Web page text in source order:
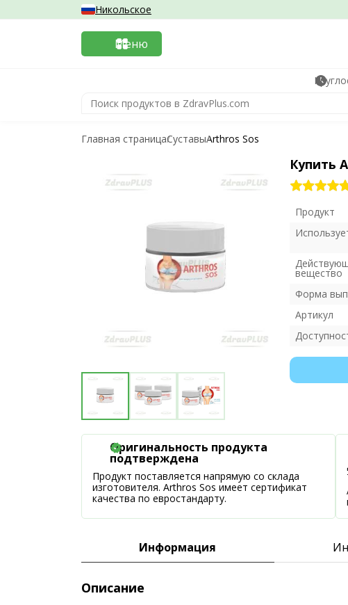
Никольское
Меню
Главная страницаСуставыArthros Sos
Купить
Продукт
вещество
Форма
Артикул
Оригинальность продукта
подтверждена
Продукт поставляется напрямую со склада
изготовителя. Arthros Sos имеет сертификат
качества по евростандарту.
Информация
Описание